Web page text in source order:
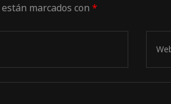
marcados con *